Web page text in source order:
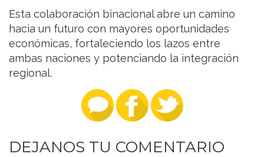
Esta colaboración binacional abre un camino
hacia un futuro con mayores oportunidades
económicas, fortaleciendo los lazos entre
ambas naciones y potenciando la integración
regional.
DEJANOS TU COMENTARIO